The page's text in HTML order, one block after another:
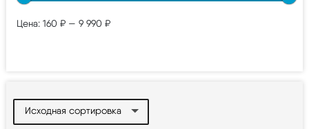
Цена: 160 ₽ — 9 990 ₽